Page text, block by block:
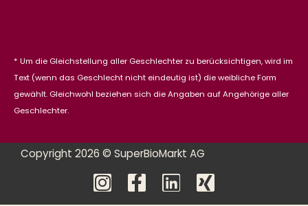
* Um die Gleichstellung aller Geschlechter zu berücksichtigen, wird im
Text (wenn das Geschlecht nicht eindeutig ist) die weibliche Form
gewählt. Gleichwohl beziehen sich die Angaben auf Angehörige aller
Geschlechter.
Copyright 2026 © SuperBioMarkt AG